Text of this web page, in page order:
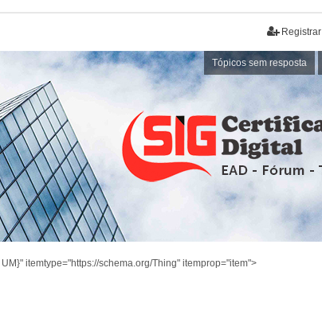
Registrar
Tópicos sem resposta
UM}" itemtype="https://schema.org/Thing" itemprop="item">